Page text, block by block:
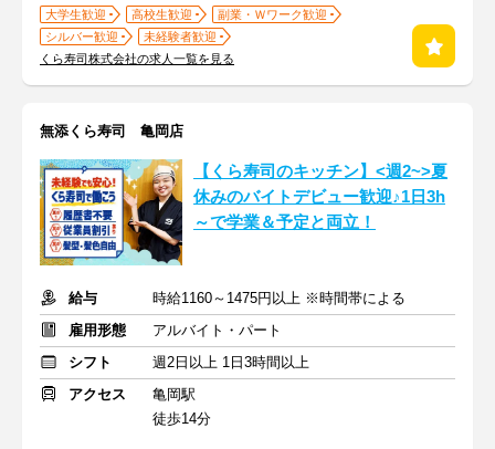
大学生歓迎 高校生歓迎
副業・Ｗワーク歓迎
シルバー歓迎
未経験者歓迎
くら寿司株式会社の求人一覧を見る
無添くら寿司 亀岡店
【くら寿司のキッチン】<週2~>夏
休みのバイトデビュー歓迎♪1日3h
～で学業＆予定と両立！
給与
時給1160～1475円以上 ※時間帯による
雇用形態
アルバイト・パート
シフト
週2日以上 1日3時間以上
アクセス
亀岡駅
徒歩14分